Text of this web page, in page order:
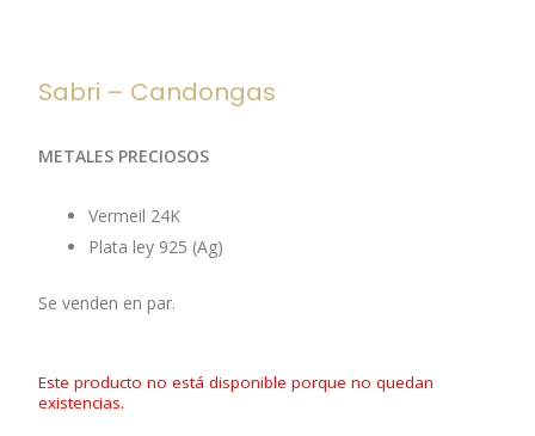
Sabri – Candongas
METALES PRECIOSOS
Vermeil 24K
Plata ley 925 (Ag)
Se venden en par.
Este producto no está disponible porque no quedan
existencias.